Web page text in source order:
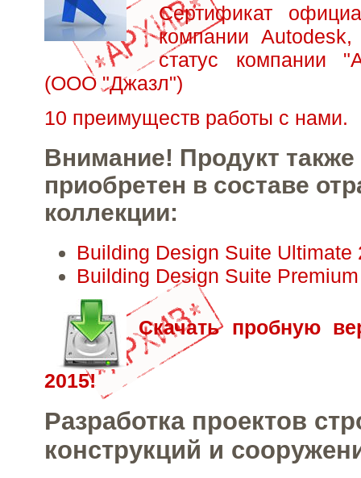
Сертификат
компании
статус компании
(ООО "Джазл")
10 преимуществ работы с нами.
Внимание! Продукт
приобретен в составе
коллекции:
Building Design Suite Ultimate
Building Design Suite
Скачать пробную
2015!
Разработка проектов
конструкций и